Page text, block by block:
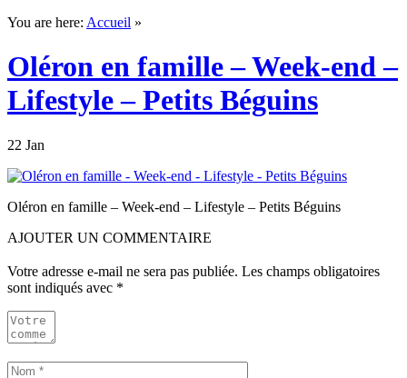
You are here: Accueil »
Oléron en famille – Week-end –
Lifestyle – Petits Béguins
22 Jan
Oléron en famille – Week-end – Lifestyle – Petits Béguins
AJOUTER UN COMMENTAIRE
Votre adresse e-mail ne sera pas publiée. Les champs obligatoires
sont indiqués avec *